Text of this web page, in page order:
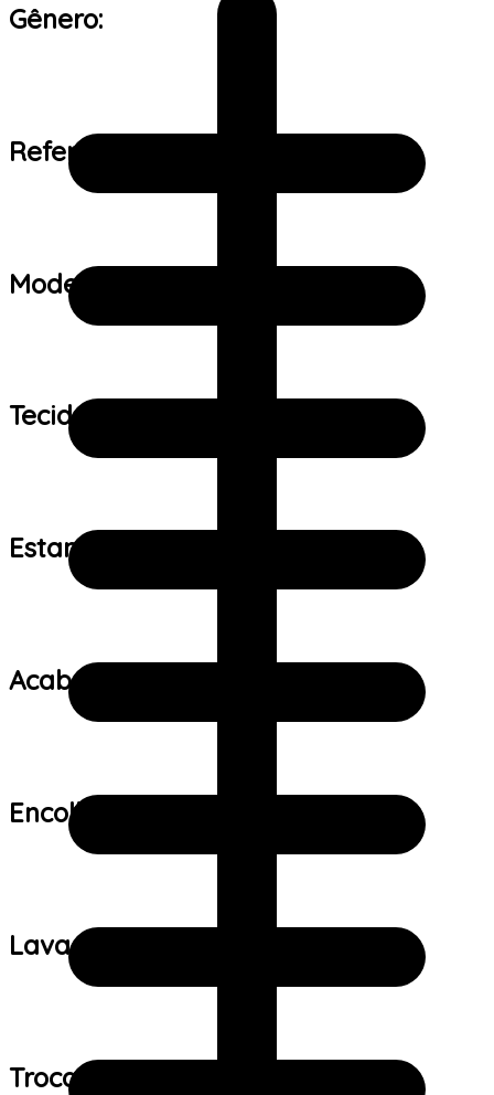
Gênero:
Referência de tamanho:
Modelo:
Tecido:
Estampa:
Acabamento:
Encolhimento:
Lavagem:
Trocas e devoluções: